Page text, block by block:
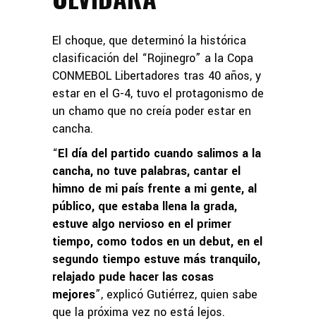
El choque, que determinó la histórica
clasificación del “Rojinegro” a la Copa
CONMEBOL Libertadores tras 40 años, y
estar en el G-4, tuvo el protagonismo de
un chamo que no creía poder estar en
cancha.
“El día del partido cuando salimos a la
cancha, no tuve palabras, cantar el
himno de mi país frente a mi gente, al
público, que estaba llena la grada,
estuve algo nervioso en el primer
tiempo, como todos en un debut, en el
segundo tiempo estuve más tranquilo,
relajado pude hacer las cosas
mejores”, explicó Gutiérrez, quien sabe
que la próxima vez no está lejos.